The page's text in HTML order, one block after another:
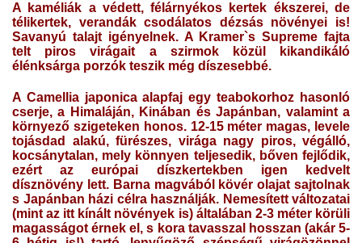
A kaméliák a védett, félárnyékos kertek ékszerei, de
télikertek, verandák csodálatos dézsás növényei is!
Savanyú talajt igényelnek. A Kramer`s Supreme fajta
telt piros virágait a szirmok közül kikandikáló
élénksárga porzók teszik még díszesebbé.
A Camellia japonica alapfaj egy teabokorhoz hasonló
cserje, a Himaláján, Kinában és Japánban, valamint a
környező szigeteken honos. 12-15 méter magas, levele
tojásdad alakú, fürészes, virága nagy piros, végálló,
kocsánytalan, mely könnyen teljesedik, bőven fejlődik,
ezért az európai díszkertekben igen kedvelt
dísznövény lett. Barna magvából kövér olajat sajtolnak
s Japánban házi célra használják. Nemesített változatai
(mint az itt kínált növények is) általában 2-3 méter körüli
magasságot érnek el, s kora tavasszal hosszan (akár 5-